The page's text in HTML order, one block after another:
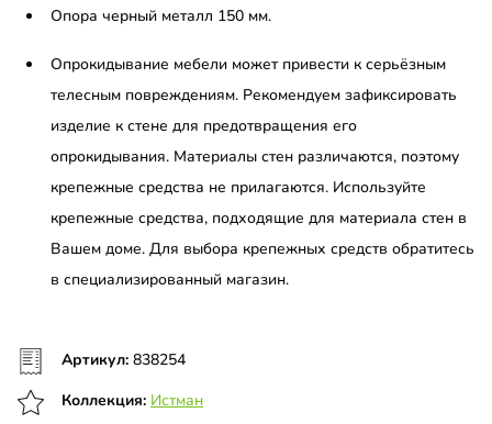
Опора черный металл 150 мм.
Опрокидывание мебели может привести к серьёзным
телесным повреждениям. Рекомендуем зафиксировать
изделие к стене для предотвращения его
опрокидывания. Материалы стен различаются, поэтому
крепежные средства не прилагаются. Используйте
крепежные средства, подходящие для материала стен в
Вашем доме. Для выбора крепежных средств обратитесь
в специализированный магазин.
Артикул: 838254
Коллекция: Истман